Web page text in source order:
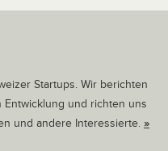
Startups. Wir berichten
und richten uns
und andere Interessierte. »